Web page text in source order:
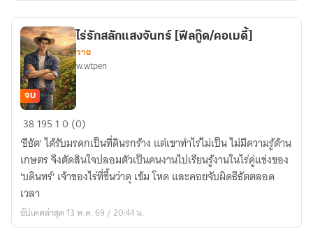
ท่าน
ประธาน
ไร่
รัก
สลัก
แสงจันทร์
[ฟีล
กู๊ด/
คอ
จบ
ไร่รักสลักแสงจันทร์ [ฟีลกู๊ด/คอเมดี้]
วาย
w.wtpen
38195 10 (0)
'ธีธัต' ได้รับมรดกเป็นที่ดินรกร้าง แต่เขาทำไร่ไม่เป็น ไม่มีความรู้ด้าน
เกษตร จึงตัดสินใจปลอมตัวเป็นคนงานไปเรียนรู้งานในไร่คู่แข่งของ
'บดินทร์' เจ้าของไร่ที่ขึ้นว่าดุ เข้ม โหด และคอยจับผิดธีธัตตลอด
เวลา
อัปเดตล่าสุด 13 พ.ค. 69 / 20:44 น.